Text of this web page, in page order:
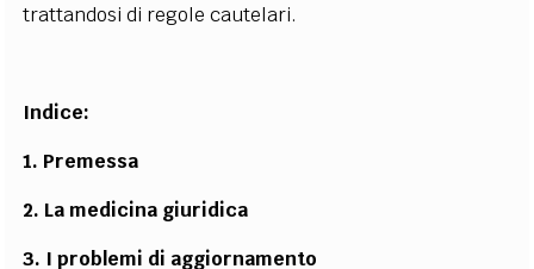
trattandosi di regole cautelari.
Indice:
1. Premessa
2. La medicina giuridica
3. I problemi di aggiornamento